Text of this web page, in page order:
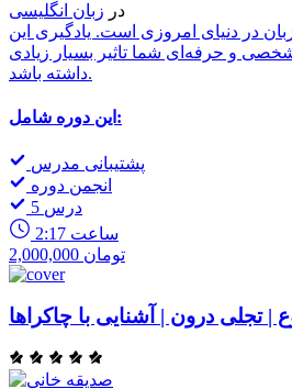
در زبان انگلیسی
در دنیای امروزی است. یادگیری این
و حرفه‌ای شما تاثیر بسیار زیادی
داشته باشد.
این دوره شامل:
پشتیبانی مدرس
انجمن دوره
5 درس
2:17 ساعت
2,000,000 تومان
| تجلی درون | آشنایی با چاکراها